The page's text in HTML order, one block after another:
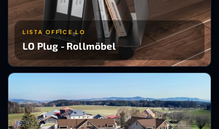
LISTA OFFICE LO
LO Plug - Rollmöbel